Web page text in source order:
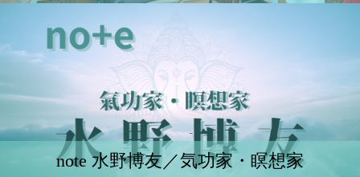
note 水野博友／気功家・瞑想家